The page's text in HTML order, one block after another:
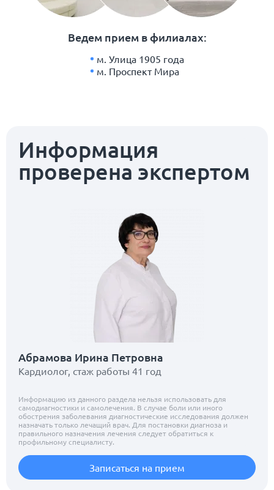
Ведем прием в филиалах:
м. Улица 1905 года
м. Проспект Мира
Информация
проверена экспертом
Абрамова Ирина Петровна
Кардиолог, стаж работы 41 год
Информацию из данного раздела нельзя использовать для
самодиагностики и самолечения. В случае боли или иного
обострения заболевания диагностические исследования должен
назначать только лечащий врач. Для постановки диагноза и
правильного назначения лечения следует обратиться к
профильному специалисту.
Записаться на прием